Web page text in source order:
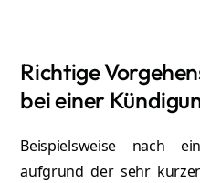
Richtige
bei einer
Beispielsweise nach
aufgrund der sehr